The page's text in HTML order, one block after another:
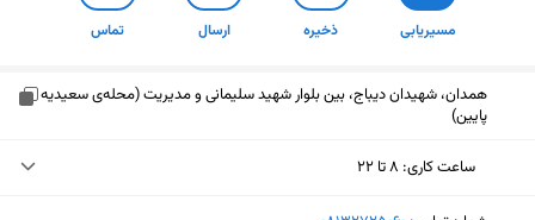
مسیریابی ذخیره ارسال تماس
همدان، شهیدان دیباج، بین بلوار شهید سلیمانی و مدیریت (محله‌ی سعیدیه
پایین)
ساعت کاری: ۸ تا ۲۲
یکشنبه (امروز)